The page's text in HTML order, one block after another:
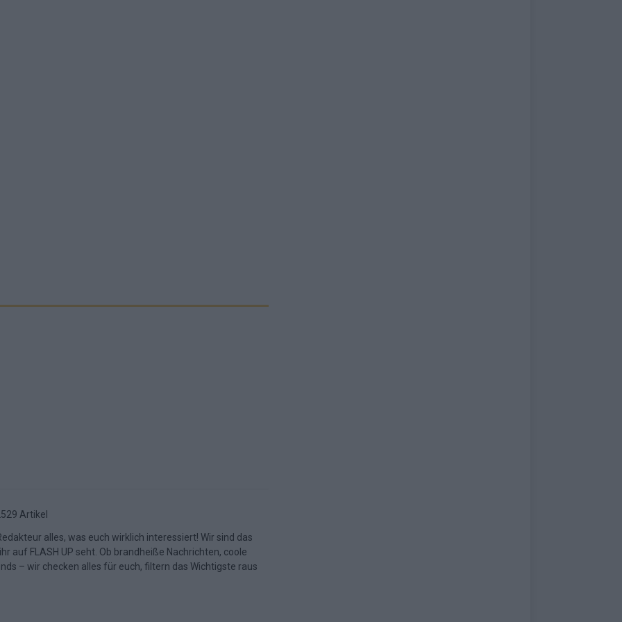
Artikel
alles, was euch wirklich interessiert! Wir sind das
auf FLASH UP seht. Ob brandheiße Nachrichten, coole
– wir checken alles für euch, filtern das Wichtigste raus